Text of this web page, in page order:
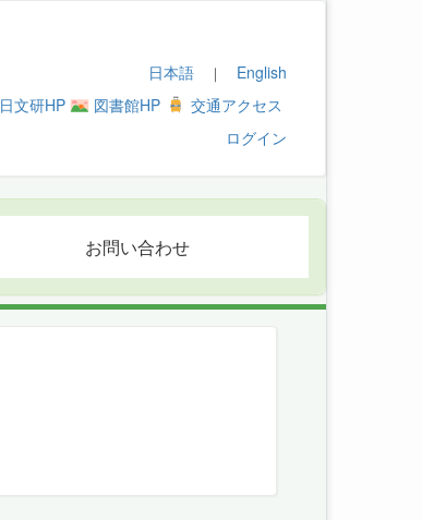
日本語｜ English
日文研HP
図書館HP
交通アクセス
ログイン
お問い合わせ